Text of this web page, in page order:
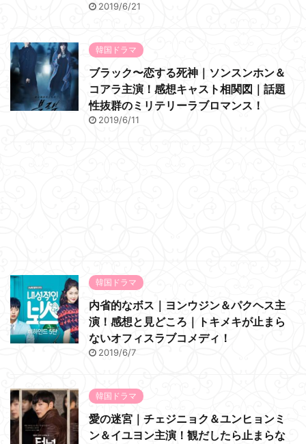
2019/6/21
韓国ドラマ
ブラック〜恋する死神｜ソンスンホン＆
コアラ主演！感想キャスト相関図｜話題
性抜群のミリテリーラブロマンス！
2019/6/11
韓国ドラマ
内省的なボス｜ヨンウジン＆パクヘス主
演！感想と見どころ｜トキメキが止まら
ないオフィスラブコメディ！
2019/6/7
韓国ドラマ
愛の迷宮｜チェジニョク＆ユンヒョンミ
ン＆イユヨン主演！観だしたら止まらな